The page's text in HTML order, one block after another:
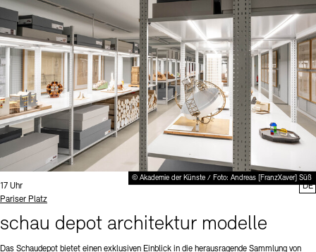
© Akademie der Künste / Foto: Andreas [FranzXaver] Süß
Uhrzeit:
17 Uhr
Standort
Pariser Platz
schau depot architektur modelle
Das Schaudepot bietet einen exklusiven Einblick in die herausragende Sammlung von
DE